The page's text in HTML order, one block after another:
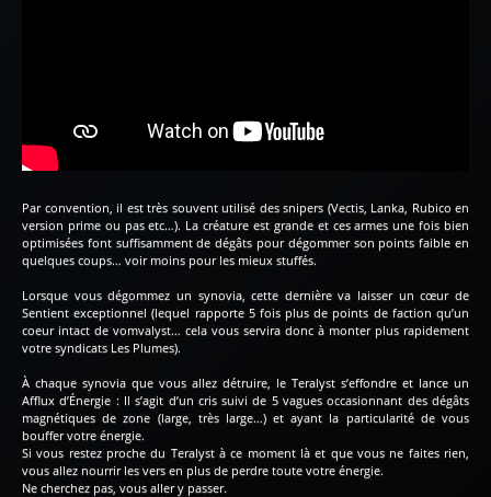
Par convention, il est très souvent utilisé des snipers (Vectis, Lanka, Rubico en
version prime ou pas etc…). La créature est grande et ces armes une fois bien
optimisées font suffisamment de dégâts pour dégommer son points faible en
quelques coups… voir moins pour les mieux stuffés.
Lorsque vous dégommez un synovia, cette dernière va laisser un cœur de
Sentient exceptionnel (lequel rapporte 5 fois plus de points de faction qu’un
coeur intact de vomvalyst… cela vous servira donc à monter plus rapidement
votre syndicats Les Plumes).
À chaque synovia que vous allez détruire, le Teralyst s’effondre et lance un
Afflux d’Énergie : Il s’agit d’un cris suivi de 5 vagues occasionnant des dégâts
magnétiques de zone (large, très large…) et ayant la particularité de vous
bouffer votre énergie.
Si vous restez proche du Teralyst à ce moment là et que vous ne faites rien,
vous allez nourrir les vers en plus de perdre toute votre énergie.
Ne cherchez pas, vous aller y passer.